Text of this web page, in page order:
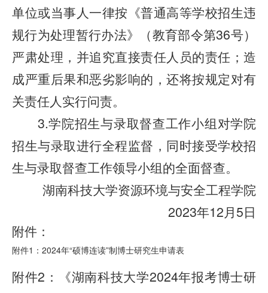
单位或当事人一律按《普通高等学校招生违
规行为处理暂行办法》（教育部令第36号）
严肃处理，并追究直接责任人员的责任；造
成严重后果和恶劣影响的，还将按规定对有
关责任人实行问责。
3.学院招生与录取督查工作小组对学院
招生与录取进行全程监督，同时接受学校招
生与录取督查工作领导小组的全面督查。
湖南科技大学资源环境与安全工程学院
2023年12月5日
附件：
附件1：2024年“硕博连读”制博士研究生申请表
附件2：《湖南科技大学2024年报考博士研